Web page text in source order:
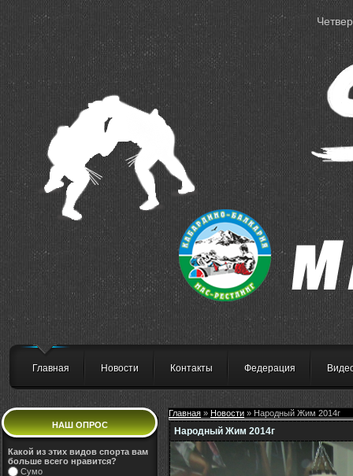
Главная Новости Контакты Федерация
НАШ ОПРОС
Какой из этих видов спорта вам
больше всего нравится?
Сумо
Главная » Новости » Народный Жим 2014г
Народный Жим 2014г